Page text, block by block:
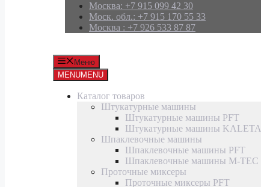
Москва: +7 915 099 42 30
Моск. обл.: +7 915 170 55 33
Москва : +7 926 533 87 87
Меню
MENUMENU
Каталог товаров
Штукатурные машины
Штукатурные машины PFT
Штукатурные машины KALETA
Шпаклевочные машины
Шпаклевочные машины PFT
Шпаклевочные машины M-TEC
Проточные миксеры
Проточные миксеры PFT